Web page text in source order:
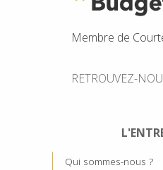
Membre de
RETROUVEZ-
Qui sommes-nous ?